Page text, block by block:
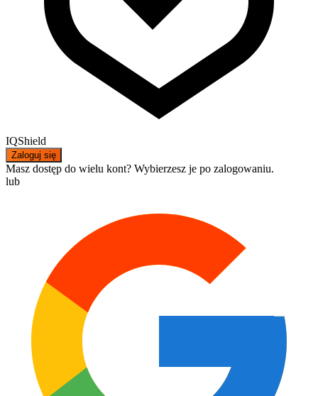
IQShield
Zaloguj się
Masz dostęp do wielu kont? Wybierzesz je po zalogowaniu.
lub